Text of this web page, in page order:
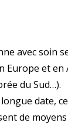
avec soin
Europe et en
du Sud…).
date,
de moyens